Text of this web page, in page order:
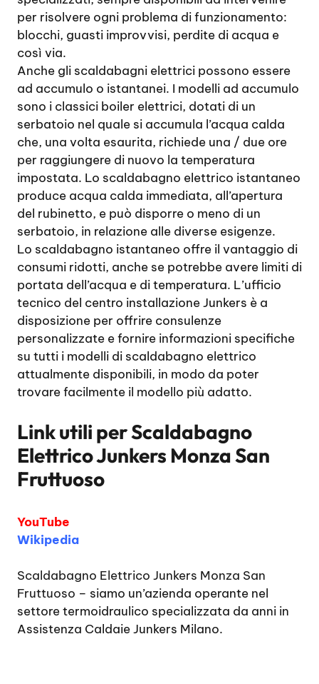
per risolvere ogni problema di funzionamento:
blocchi, guasti improvvisi, perdite di acqua e
così via.
Anche gli scaldabagni elettrici possono essere
ad accumulo o istantanei. I modelli ad accumulo
sono i classici boiler elettrici, dotati di un
serbatoio nel quale si accumula l’acqua calda
che, una volta esaurita, richiede una / due ore
per raggiungere di nuovo la temperatura
impostata. Lo scaldabagno elettrico istantaneo
produce acqua calda immediata, all’apertura
del rubinetto, e può disporre o meno di un
serbatoio, in relazione alle diverse esigenze.
Lo scaldabagno istantaneo offre il vantaggio di
consumi ridotti, anche se potrebbe avere limiti di
portata dell’acqua e di temperatura. L’ufficio
tecnico del centro installazione Junkers è a
disposizione per offrire consulenze
personalizzate e fornire informazioni specifiche
su tutti i modelli di scaldabagno elettrico
attualmente disponibili, in modo da poter
trovare facilmente il modello più adatto.
Link utili perScaldabagno
Elettrico Junkers Monza San
Fruttuoso
YouTube
Wikipedia
Scaldabagno Elettrico Junkers Monza San
Fruttuoso – siamo un’azienda operante nel
settore termoidraulico specializzata da anni in
Assistenza Caldaie Junkers Milano.